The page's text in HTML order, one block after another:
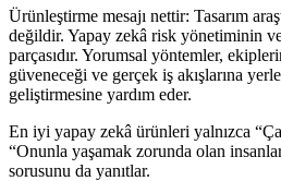
Ürünleştirme mesajı nettir: Tasarım
değildir. Yapay zekâ risk yönetiminin
parçasıdır. Yorumsal yöntemler,
güveneceği ve gerçek iş akışlarına
geliştirmesine yardım eder.
En iyi yapay zekâ ürünleri yalnızca
“Onunla yaşamak zorunda olan
sorusunu da yanıtlar.